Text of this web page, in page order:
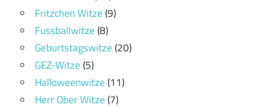
Fritzchen Witze(9)
Fussballwitze(8)
Geburtstagswitze(20)
GEZ-Witze(5)
Halloweenwitze(11)
Herr Ober Witze(7)